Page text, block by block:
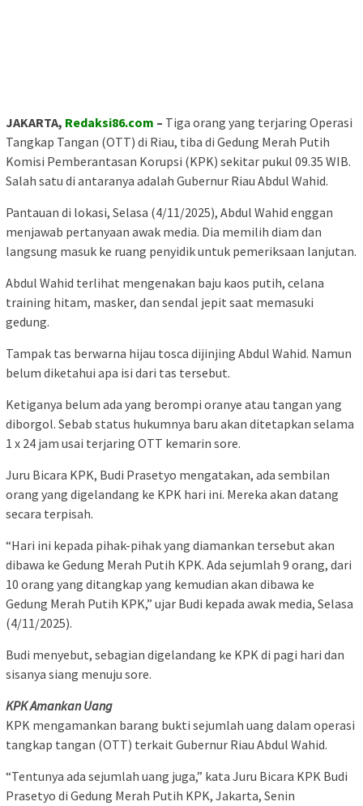
JAKARTA, Redaksi86.com – Tiga orang yang terjaring Operasi
Tangkap Tangan (OTT) di Riau, tiba di Gedung Merah Putih
Komisi Pemberantasan Korupsi (KPK) sekitar pukul 09.35 WIB.
Salah satu di antaranya adalah Gubernur Riau Abdul Wahid.
Pantauan di lokasi, Selasa (4/11/2025), Abdul Wahid enggan
menjawab pertanyaan awak media. Dia memilih diam dan
langsung masuk ke ruang penyidik untuk pemeriksaan lanjutan.
Abdul Wahid terlihat mengenakan baju kaos putih, celana
training hitam, masker, dan sendal jepit saat memasuki
gedung.
Tampak tas berwarna hijau tosca dijinjing Abdul Wahid. Namun
belum diketahui apa isi dari tas tersebut.
Ketiganya belum ada yang berompi oranye atau tangan yang
diborgol. Sebab status hukumnya baru akan ditetapkan selama
1 x 24 jam usai terjaring OTT kemarin sore.
Juru Bicara KPK, Budi Prasetyo mengatakan, ada sembilan
orang yang digelandang ke KPK hari ini. Mereka akan datang
secara terpisah.
“Hari ini kepada pihak-pihak yang diamankan tersebut akan
dibawa ke Gedung Merah Putih KPK. Ada sejumlah 9 orang, dari
10 orang yang ditangkap yang kemudian akan dibawa ke
Gedung Merah Putih KPK,” ujar Budi kepada awak media, Selasa
(4/11/2025).
Budi menyebut, sebagian digelandang ke KPK di pagi hari dan
sisanya siang menuju sore.
KPK Amankan Uang
KPK mengamankan barang bukti sejumlah uang dalam operasi
tangkap tangan (OTT) terkait Gubernur Riau Abdul Wahid.
“Tentunya ada sejumlah uang juga,” kata Juru Bicara KPK Budi
Prasetyo di Gedung Merah Putih KPK, Jakarta, Senin